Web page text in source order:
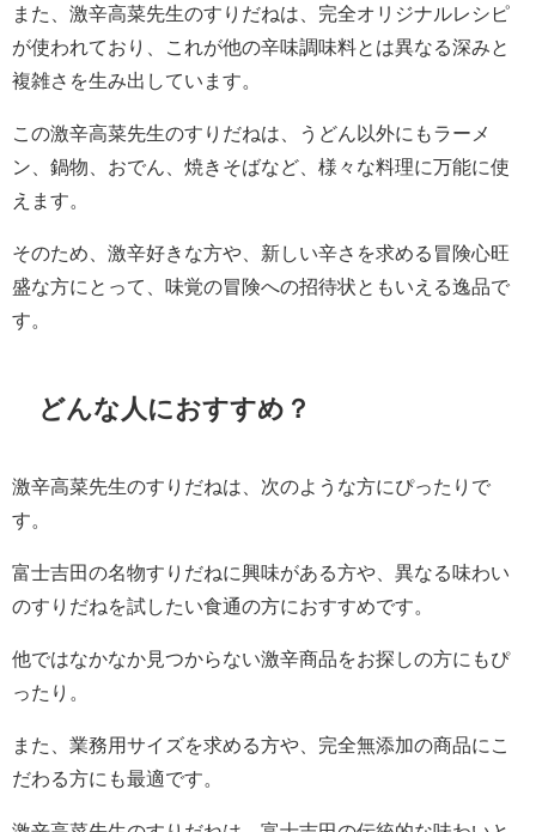
また、激辛高菜先生のすりだねは、完全オリジナルレシピ
が使われており、これが他の辛味調味料とは異なる深みと
複雑さを生み出しています。
この激辛高菜先生のすりだねは、うどん以外にもラーメ
ン、鍋物、おでん、焼きそばなど、様々な料理に万能に使
えます。
そのため、激辛好きな方や、新しい辛さを求める冒険心旺
盛な方にとって、味覚の冒険への招待状ともいえる逸品で
す。
どんな人におすすめ？
激辛高菜先生のすりだねは、次のような方にぴったりで
す。
富士吉田の名物すりだねに興味がある方や、異なる味わい
のすりだねを試したい食通の方におすすめです。
他ではなかなか見つからない激辛商品をお探しの方にもぴ
ったり。
また、業務用サイズを求める方や、完全無添加の商品にこ
だわる方にも最適です。